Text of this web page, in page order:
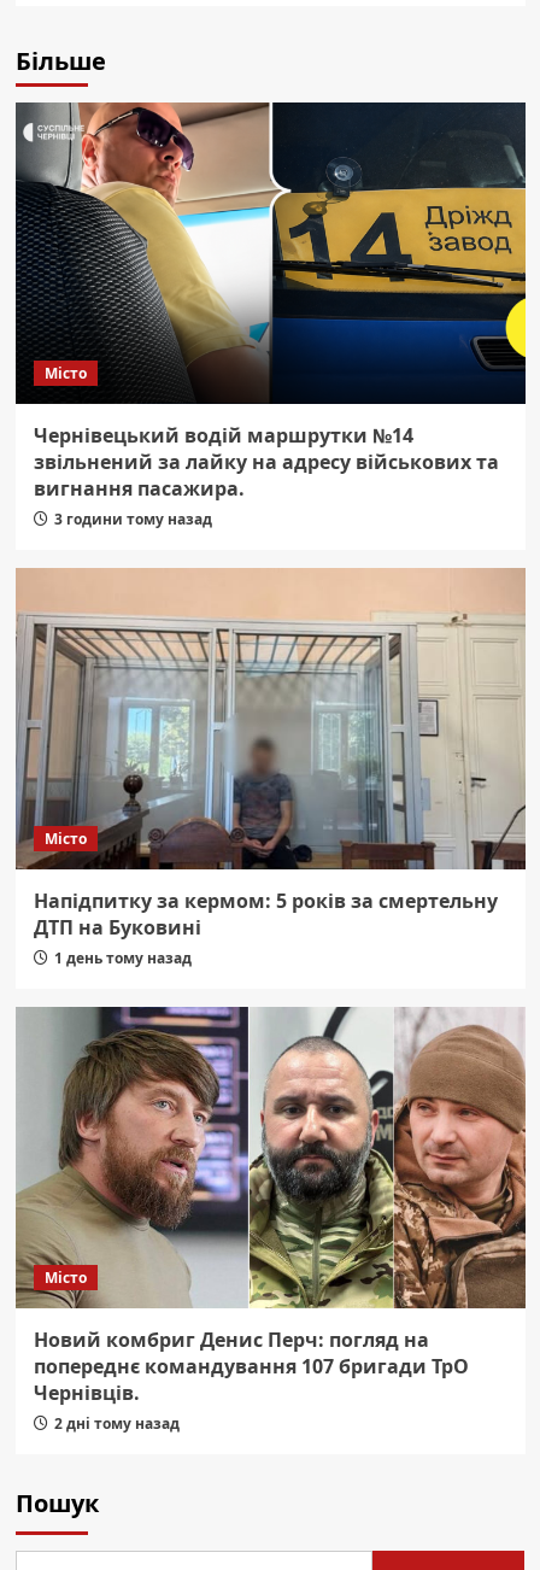
Більше
Місто
Чернівецький водій маршрутки №14
звільнений за лайку на адресу військових та
вигнання пасажира.
3 години тому назад
Місто
Напідпитку за кермом: 5 років за смертельну
ДТП на Буковині
1 день тому назад
Місто
Новий комбриг Денис Перч: погляд на
попереднє командування 107 бригади ТрО
Чернівців.
2 дні тому назад
Пошук